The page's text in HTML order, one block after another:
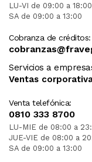
LU-VI de 09:00 a 18:00
SA de 09:00 a 13:00
Cobranza de créditos:
Servicios a
Ventas
Venta telefónica:
0810 333 8700
LU-MIE de 08:00 a
JUE-VIE de 08:00 a
SA de 09:00 a 13:00